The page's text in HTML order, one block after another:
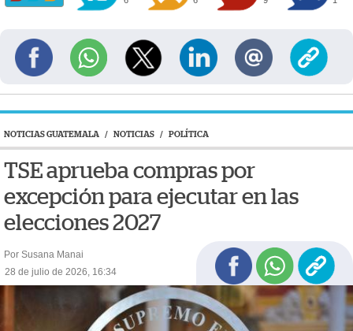
NOTICIAS GUATEMALA / NOTICIAS / POLÍTICA
TSE aprueba compras por
excepción para ejecutar en las
elecciones 2027
Por Susana Manai
28 de julio de 2026, 16:34